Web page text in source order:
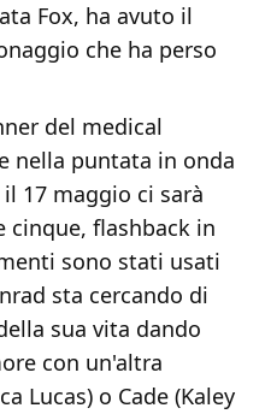
Fox, ha avuto il
che ha perso
del medical
nella puntata in onda
17 maggio ci sarà
cinque, flashback in
sono stati usati
sta cercando di
sua vita dando
con un'altra
Lucas) o Cade (Kaley